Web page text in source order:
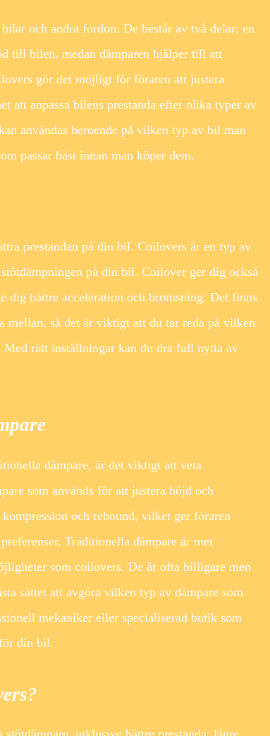
och andra fordon. De består av två delar: en
till bilen, medan dämparen hjälper till att
gör det möjligt för föraren att justera
att anpassa bilens prestanda efter olika typer av
användas beroende på vilken typ av bil man
passar bäst innan man köper dem.
prestandan på din bil. Coilovers är en typ av
på din bil. Coilover ger dig också
bättre acceleration och bromsning. Det finns
mellan, så det är viktigt att du tar reda på vilken
rätt inställningar kan du dra full nytta av
dämpare, är det viktigt att veta
som används för att justera höjd och
och rebound, vilket ger föraren
Traditionella dämpare är mer
som coilovers. De är ofta billigare men
sättet att avgöra vilken typ av dämpare som
mekaniker eller specialiserad butik som
din bil.